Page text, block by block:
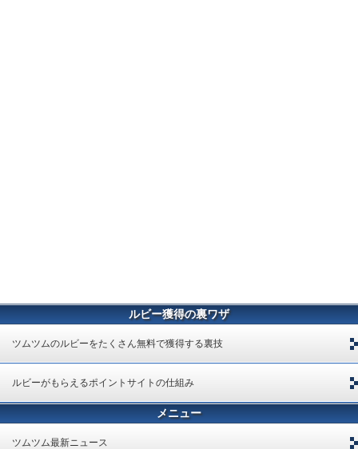
ルビー獲得の裏ワザ
ツムツムのルビーをたくさん無料で獲得する裏技
ルビーがもらえるポイントサイトの仕組み
メニュー
ツムツム最新ニュース